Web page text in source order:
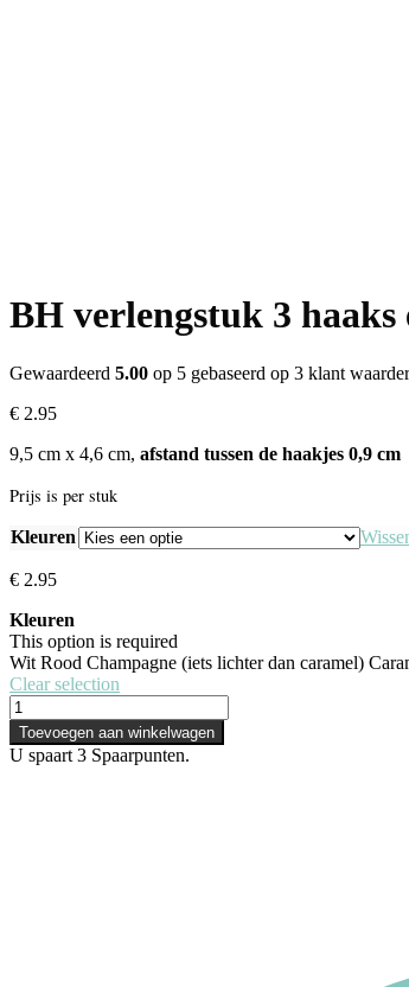
BH verlengstuk 3 haaks
Gewaardeerd 5.00 op 5 gebaseerd op 3 klant
€ 2.95
9,5 cm x 4,6 cm, afstand tussen de haakjes 0,9 cm
Prijs is per stuk
Kleuren
€ 2.95
Kleuren
This option is required
Wit Rood Champagne (iets lichter dan caramel)
Clear selection
Toevoegen aan winkelwagen
U spaart 3 Spaarpunten.